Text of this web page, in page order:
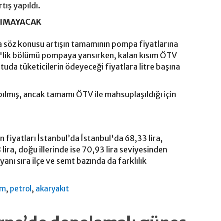
yapıldı.
konusu artışın tamamının pompa fiyatlarına
bölümü pompaya yansırken, kalan kısım ÖTV
tüketicilerin ödeyeceği fiyatlara litre başına
ancak tamamı ÖTV ile mahsuplaşıldığı için
fiyatları İstanbul’da İstanbul'da 68,33 lira,
doğu illerinde ise 70,93 lira seviyesinden
sıra ilçe ve semt bazında da farklılık
, petrol , akaryakıt